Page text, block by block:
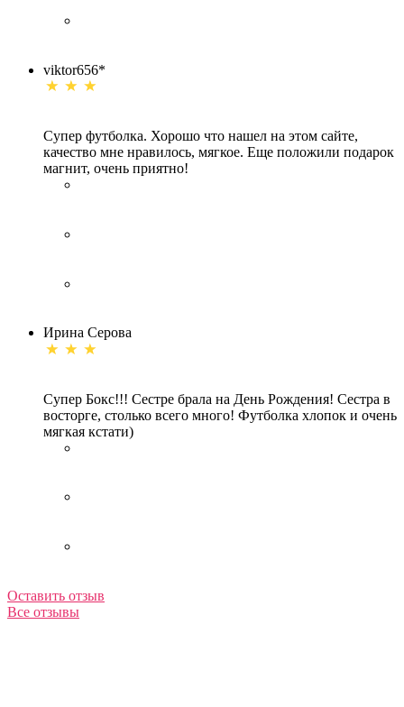
viktor656*
Супер футболка. Хорошо что нашел на этом сайте,
качество мне нравилось, мягкое. Еще положили подарок
магнит, очень приятно!
Ирина Серова
Супер Бокс!!! Сестре брала на День Рождения! Сестра в
восторге, столько всего много! Футболка хлопок и очень
мягкая кстати)
Оставить отзыв
Все отзывы